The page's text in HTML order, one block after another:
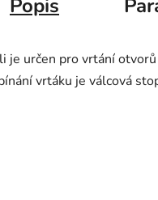
Popis
je určen pro vrtání
vrtáku je válcová